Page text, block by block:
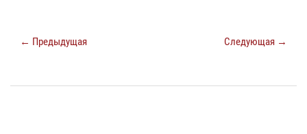
← Предыдущая Следующая →